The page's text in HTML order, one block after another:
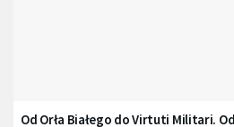
Od Orła Białego do Virtuti Militari.